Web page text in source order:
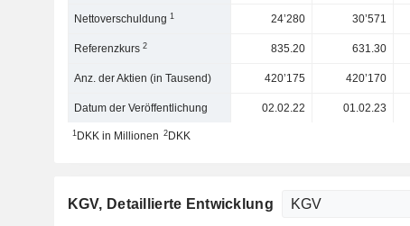
Nettoverschuldung1 24’280 30’571
Referenzkurs2 835.20 631.30
Anz. der Aktien (in Tausend) 420’175 420’170
Datum der Veröffentlichung 02.02.22 01.02.23
1DKK in Millionen 2DKK
KGV, Detaillierte Entwicklung